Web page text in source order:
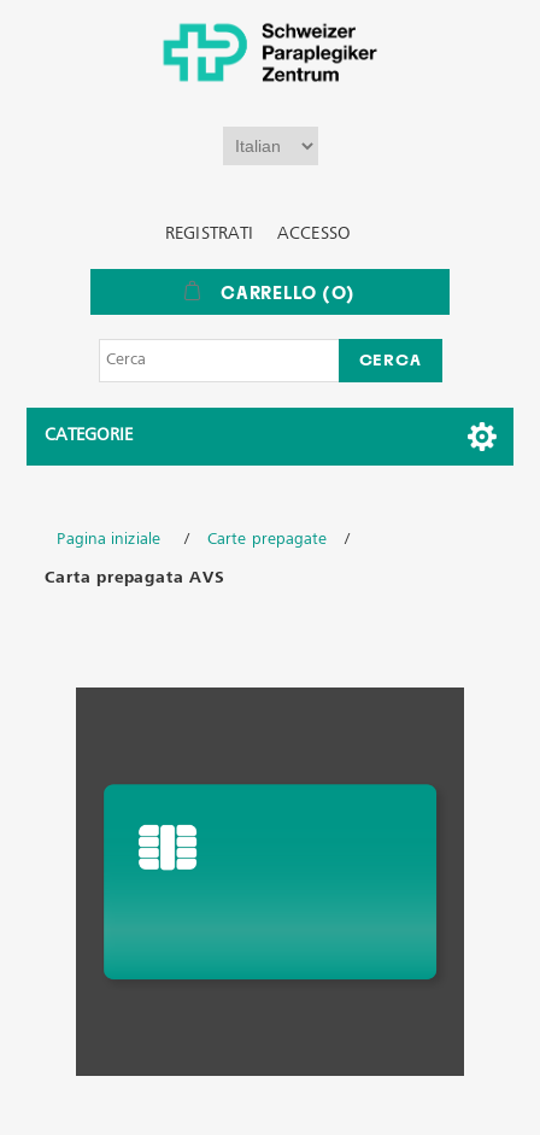
REGISTRATI ACCESSO
CARRELLO (0)
CATEGORIE
Pagina iniziale / Carte prepagate /
Carta prepagata AVS